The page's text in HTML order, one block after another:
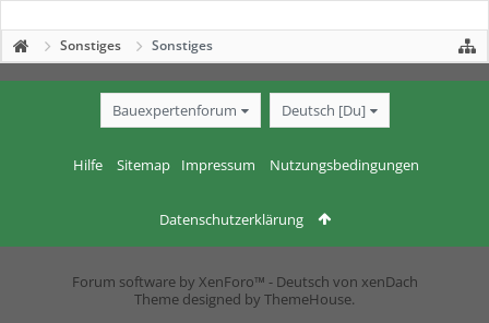
Sonstiges Sonstiges
Bauexpertenforum Deutsch [Du]
Hilfe Sitemap Impressum Nutzungsbedingungen
Datenschutzerklärung
Forum software by XenForo™ - Deutsch von xenDach
Theme designed by ThemeHouse.